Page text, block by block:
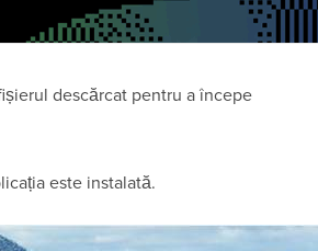
descărcat pentru a începe
este instalată.